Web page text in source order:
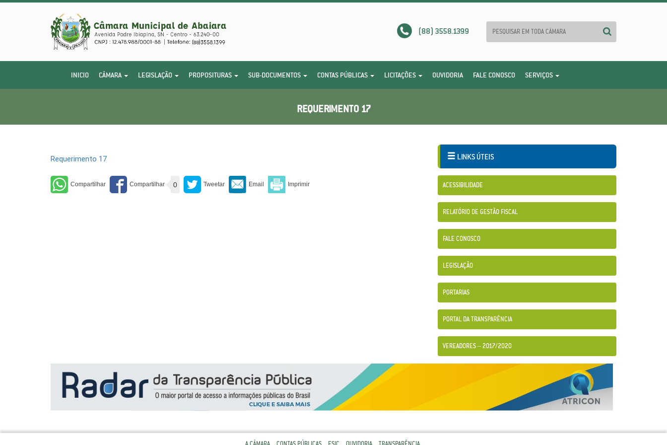
(88) 3558.1399
INICIO CÂMARA LEGISLAÇÃO PROPOSITURAS SUB-DOCUMENTOS CONTAS PÚBLICAS LICITAÇÕES OUVIDORIA FALE CONOSCO SERVIÇOS
REQUERIMENTO 17
Requerimento 17
0
LINKS ÚTEIS
ACESSIBILIDADE
RELATÓRIO DE GESTÃO FISCAL
FALE CONOSCO
LEGISLAÇÃO
PORTARIAS
PORTAL DA TRANSPARÊNCIA
VEREADORES – 2017/2020